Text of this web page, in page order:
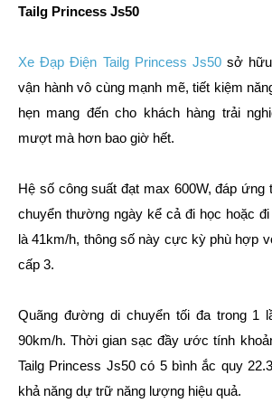
Tailg Princess Js50
Xe Đạp Điện Tailg Princess Js50sở hữu
vận hành vô cùng mạnh mẽ, tiết kiệm
hẹn mang đến cho khách hàng trải
mượt mà hơn bao giờ hết.
Hệ số công suất đạt max 600W, đáp
chuyển thường ngày kể cả đi học hoặc
là 41km/h, thông số này cực kỳ phù hợp
cấp 3.
Quãng đường di chuyển tối đa trong 1
90km/h. Thời gian sạc đầy ước tính
Tailg Princess Js50 có 5 bình ắc quy
khả năng dự trữ năng lượng hiệu quả.